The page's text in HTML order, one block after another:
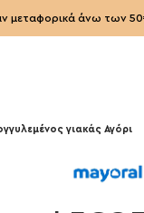
μεταφορικά άνω των
γιακάς Αγόρι